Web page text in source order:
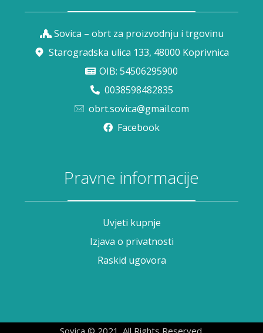
Sovica – obrt za proizvodnju i trgovinu
Starogradska ulica 133, 48000 Koprivnica
OIB: 54506295900
0038598482835
obrt.sovica@gmail.com
Facebook
Pravne informacije
Uvjeti kupnje
Izjava o privatnosti
Raskid ugovora